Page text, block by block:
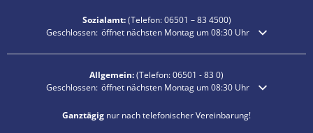
Sozialamt:(Telefon:06501 – 834500)
Klicken, um weitere Öffnungs- oder Schließzeiten auszublenden
Geschlossen: öffnet nächsten Montag um 08:30 Uhr
Allgemein:(Telefon:06501 - 83 0)
Klicken, um weitere Öffnungs- oder Schließzeiten auszublenden
Geschlossen: öffnet nächsten Montag um 08:30 Uhr
Ganztägig nur nach telefonischer Vereinbarung!